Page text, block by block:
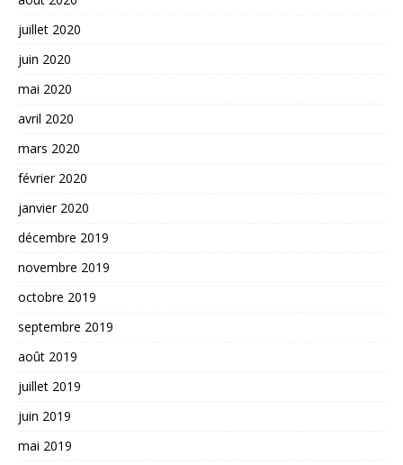
juillet 2020
juin 2020
mai 2020
avril 2020
mars 2020
février 2020
janvier 2020
décembre 2019
novembre 2019
octobre 2019
septembre 2019
août 2019
juillet 2019
juin 2019
mai 2019